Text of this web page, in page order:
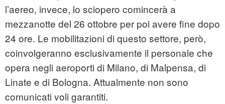
l’aereo, invece, lo sciopero comincerà a
mezzanotte del 26 ottobre per poi avere fine dopo
24 ore. Le mobilitazioni di questo settore, però,
coinvolgeranno esclusivamente il personale che
opera negli aeroporti di Milano, di Malpensa, di
Linate e di Bologna. Attualmente non sono
comunicati voli garantiti.